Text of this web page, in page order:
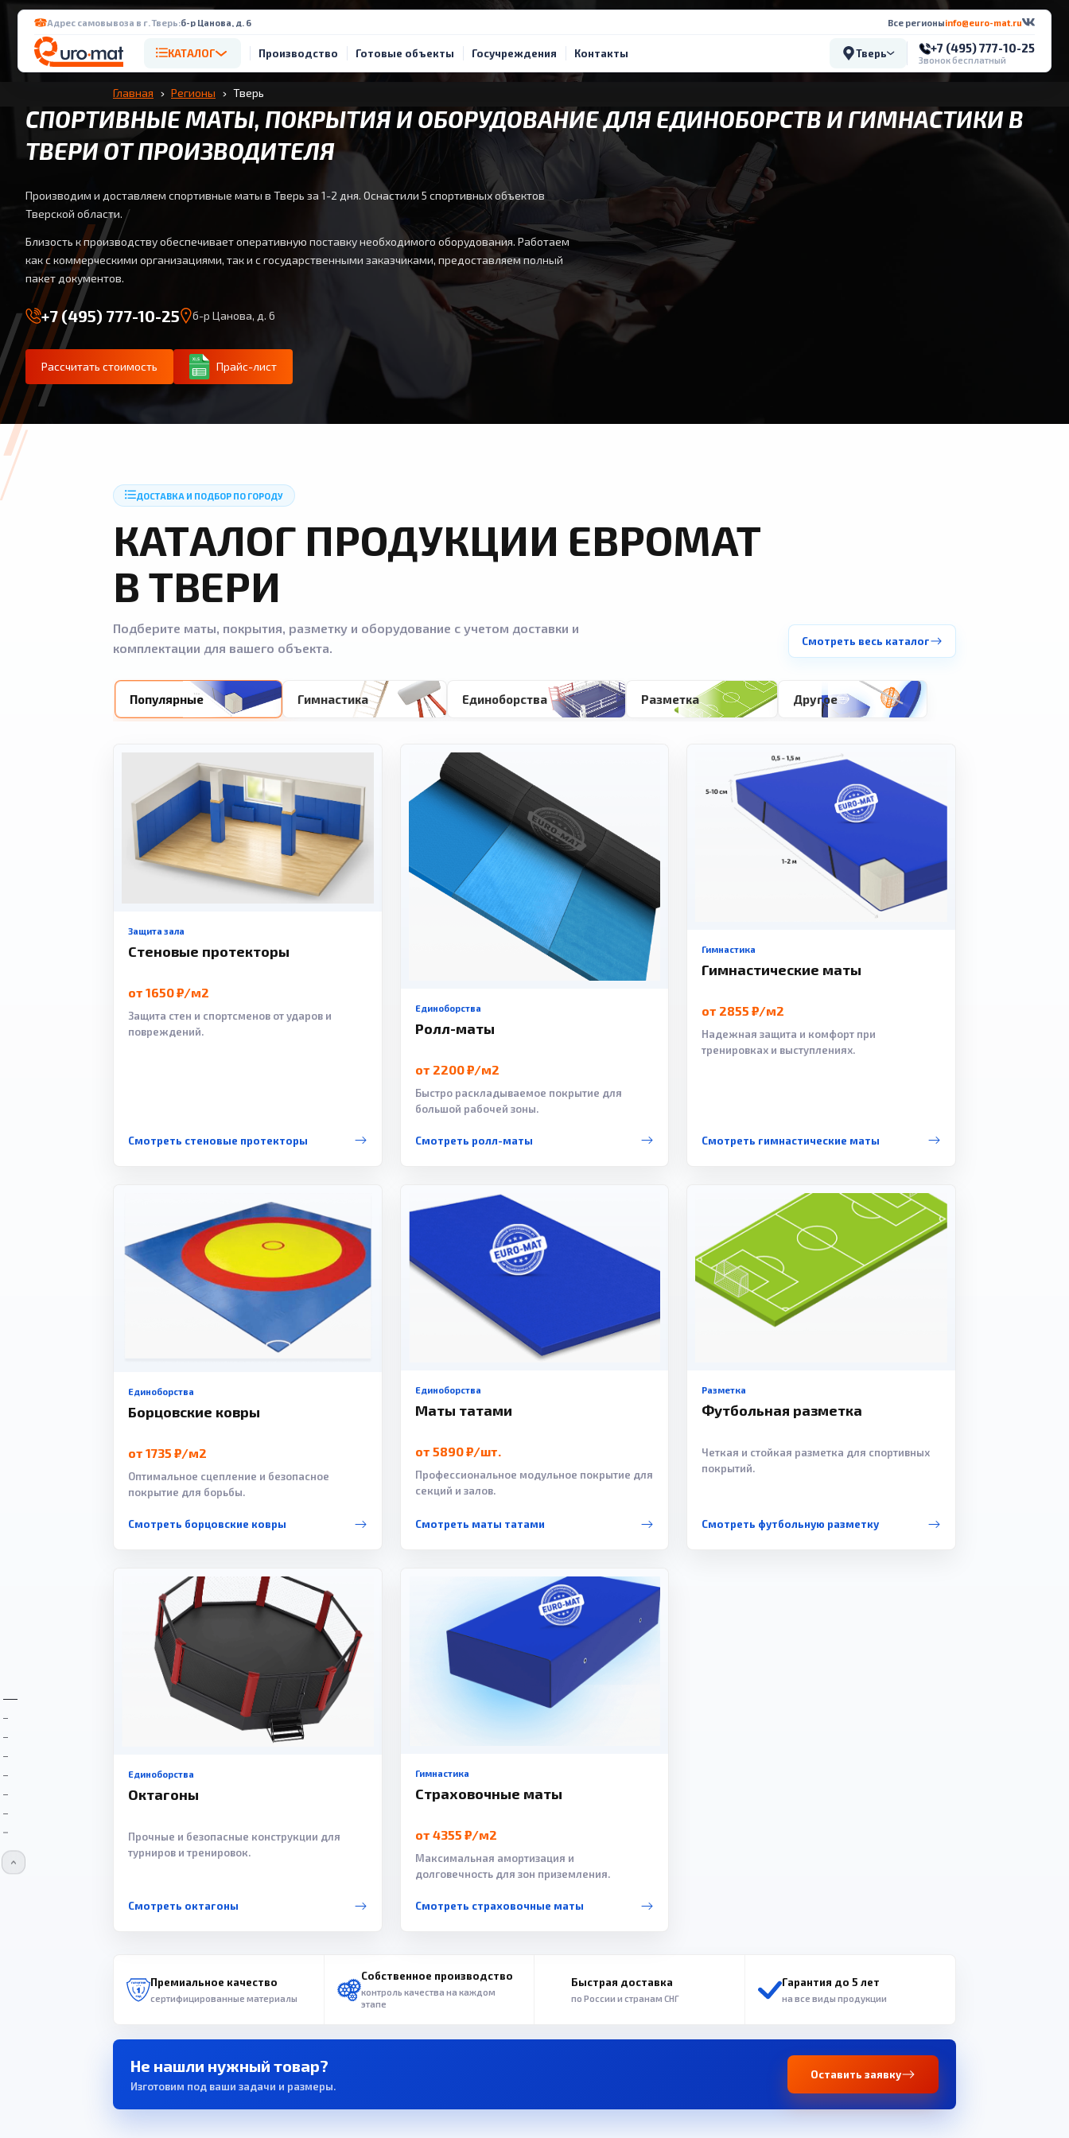
Адрес самовывоза в г. Тверь:б-р Цанова, д. 6 Все регионыinfo@euro-mat.ru
КАТАЛОГ Производство Готовые объекты Госучреждения Контакты Тверь +7 (495) 777-10-25
Звонок бесплатный
Главная Регионы Тверь
СПОРТИВНЫЕ МАТЫ, ПОКРЫТИЯ И ОБОРУДОВАНИЕ ДЛЯ ЕДИНОБОРСТВ И ГИМНАСТИКИ В
ТВЕРИ ОТ ПРОИЗВОДИТЕЛЯ
Производим и доставляем спортивные маты в Тверь за 1-2 дня. Оснастили 5 спортивных объектов
Тверской области.
Близость к производству обеспечивает оперативную поставку необходимого оборудования. Работаем
как с коммерческими организациями, так и с государственными заказчиками, предоставляем полный
пакет документов.
+7 (495) 777-10-25 б-р Цанова, д. 6
Рассчитать стоимость Прайс-лист
ДОСТАВКА И ПОДБОР ПО ГОРОДУ
КАТАЛОГ ПРОДУКЦИИ ЕВРОМАТ
В ТВЕРИ
Подберите маты, покрытия, разметку и оборудование с учетом доставки и
комплектации для вашего объекта.
Смотреть весь каталог
Популярные Гимнастика Единоборства Разметка Другое
Защита зала
Стеновые протекторы
от 1650 ₽/м2
Защита стен и спортсменов от ударов и
повреждений.
Смотреть стеновые протекторы
Единоборства
Ролл-маты
от 2200 ₽/м2
Быстро раскладываемое покрытие для
большой рабочей зоны.
Смотреть ролл-маты
Гимнастика
Гимнастические маты
от 2855 ₽/м2
Надежная защита и комфорт при
тренировках и выступлениях.
Смотреть гимнастические маты
Единоборства
Борцовские ковры
от 1735 ₽/м2
Оптимальное сцепление и безопасное
покрытие для борьбы.
Смотреть борцовские ковры
Единоборства
Маты татами
от 5890 ₽/шт.
Профессиональное модульное покрытие для
секций и залов.
Смотреть маты татами
Разметка
Футбольная разметка
Четкая и стойкая разметка для спортивных
покрытий.
Смотреть футбольную разметку
Единоборства
Октагоны
Прочные и безопасные конструкции для
турниров и тренировок.
Смотреть октагоны
Гимнастика
Страховочные маты
от 4355 ₽/м2
Максимальная амортизация и
долговечность для зон приземления.
Смотреть страховочные маты
Премиальное качество
сертифицированные материалы
Собственное производство
контроль качества на каждом
этапе
Быстрая доставка
по России и странам СНГ
Гарантия до 5 лет
на все виды продукции
Не нашли нужный товар?
Изготовим под ваши задачи и размеры.
Оставить заявку